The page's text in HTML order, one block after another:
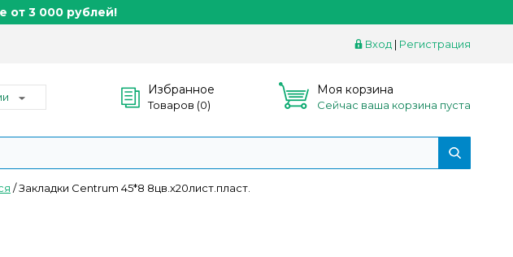
от 3 000 рублей!
Вход | Регистрация
Избранное
Товаров (0)
Моя корзина
Сейчас ваша корзина пуста
/Закладки Centrum 45*8 8цв.х20лист.пласт.